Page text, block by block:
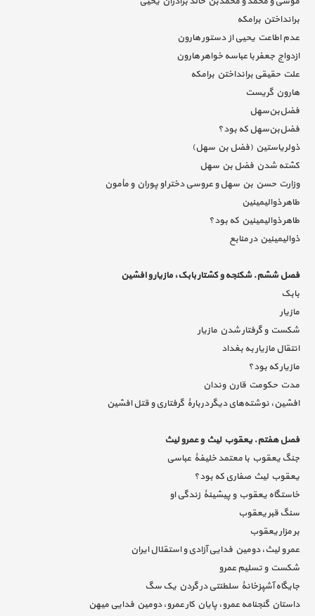
برانداختن برامکه
عدم اطاعت یحیی از دستور هارون
ازدواج جعفر با عباسه خواهر هارون
علت حقیقی برانداختن برامکه
هارون گریست
فضل‌بن‌سهل
فضل‌بن‌سهل که بود؟
ذولریاستین (فضل بن سهل)
کشته شدن فضل بن سهل
وزارت حسن بن سهل و عروسی دختر او پوران و مأمون
طاهر ذوالیمینین
طاهر ذوالیمینین که بود؟
ذوالیمینین در منابع
فصل ششم. شکنجه و کشتار بابک، مازیار و افشین
بابک
مازیار
شکست و گرفتار شدن مازیار
انتقال مازیار به بغداد
مازیار که بود؟
مدت حکومت قارن وندان
افشین، نوشته‌های دیگر دربارۀ گرفتاری و قتل افشین
فصل هفتم. یعقوب لیث و عمرو لیث
جنگ یعقوب با معتمد خلیفۀ عباسی
یعقوب لیث صفاری که بود؟
خاستگاه یعقوب و پیشینۀ زندگی او
سنگ قبر یعقوب
بر مزار یعقوب
عمر و لیث، دومین فدایی آزادی و استقلال ایران
شکست و تسلیم عمرو
جایگاه آشپزخانۀ سلطنتی در گردن یک سگ
داستان گنجنامه عمرو، پایان کار عمرو، دومین فدایی میهن